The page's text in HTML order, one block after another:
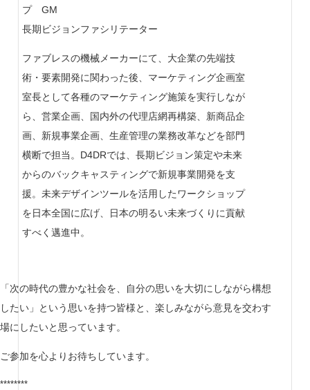
プ GM
長期ビジョンファシリテーター
ファブレスの機械メーカーにて、大企業の先端技
術・要素開発に関わった後、マーケティング企画室
室長として各種のマーケティング施策を実行しなが
ら、営業企画、国内外の代理店網再構築、新商品企
画、新規事業企画、生産管理の業務改革などを部門
横断で担当。D4DRでは、長期ビジョン策定や未来
からのバックキャスティングで新規事業開発を支
援。未来デザインツールを活用したワークショップ
を日本全国に広げ、日本の明るい未来づくりに貢献
すべく邁進中。
「次の時代の豊かな社会を、自分の思いを大切にしながら構想
したい」という思いを持つ皆様と、楽しみながら意見を交わす
場にしたいと思っています。
ご参加を心よりお待ちしています。
********